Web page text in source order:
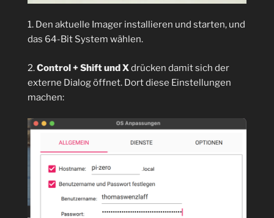
1. Den aktuelle Imager installieren und starten, und
das 64-Bit System wählen.
2.Control + Shift und Xdrücken damit sich der
externe Dialog öffnet. Dort diese Einstellungen
machen: